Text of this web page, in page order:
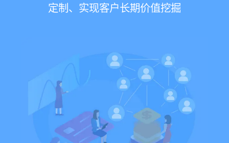
员管理、财务核算全流程管理
约分配，科学安排医疗资源
定制、实现客户长期价值挖掘
销多种营销工具，助力获客与转化